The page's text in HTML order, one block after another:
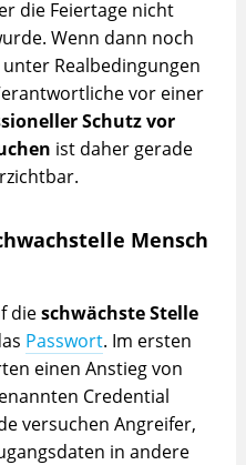
die Feiertage nicht
Wenn dann noch
Realbedingungen
vor einer
Schutz vor
ist daher gerade
Mensch
dieschwächste Stelle
Passwort. Im ersten
einen Anstieg von
Credential
versuchen Angreifer,
in andere